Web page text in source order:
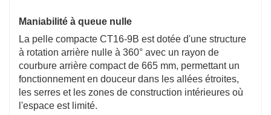
Maniabilité à queue nulle
La pelle compacte CT16-9B est dotée d'une structure
à rotation arrière nulle à 360° avec un rayon de
courbure arrière compact de 665 mm, permettant un
fonctionnement en douceur dans les allées étroites,
les serres et les zones de construction intérieures où
l'espace est limité.